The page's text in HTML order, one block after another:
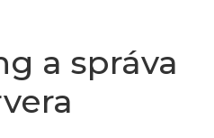
a správa